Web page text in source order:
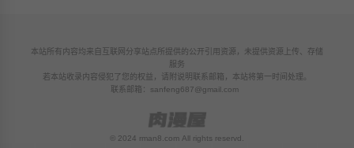
本站所有内容均来自互联网分享站点所提供的公开引用资源，未提供资源上传、存储
服务
若本站收录内容侵犯了您的权益，请附说明联系邮箱，本站将第一时间处理。
联系邮箱： sanfeng687@gmail.com
© 2024 rman8.com All rights reservd.